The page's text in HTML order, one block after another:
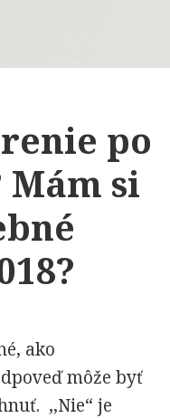
po
Mám si
ako
môže byť
,,Nie“ je